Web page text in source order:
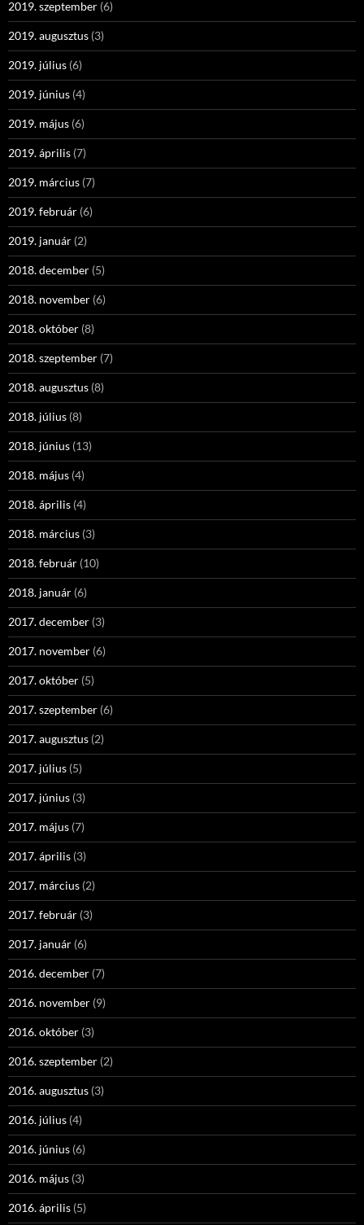
2019. szeptember (6)
2019. augusztus (3)
2019. július (6)
2019. június (4)
2019. május (6)
2019. április (7)
2019. március (7)
2019. február (6)
2019. január (2)
2018. december (5)
2018. november (6)
2018. október (8)
2018. szeptember (7)
2018. augusztus (8)
2018. július (8)
2018. június (13)
2018. május (4)
2018. április (4)
2018. március (3)
2018. február (10)
2018. január (6)
2017. december (3)
2017. november (6)
2017. október (5)
2017. szeptember (6)
2017. augusztus (2)
2017. július (5)
2017. június (3)
2017. május (7)
2017. április (3)
2017. március (2)
2017. február (3)
2017. január (6)
2016. december (7)
2016. november (9)
2016. október (3)
2016. szeptember (2)
2016. augusztus (3)
2016. július (4)
2016. június (6)
2016. május (3)
2016. április (5)